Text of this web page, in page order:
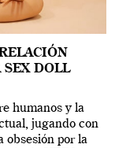
SEX DOLL
humanos y la
jugando con
obsesión por la